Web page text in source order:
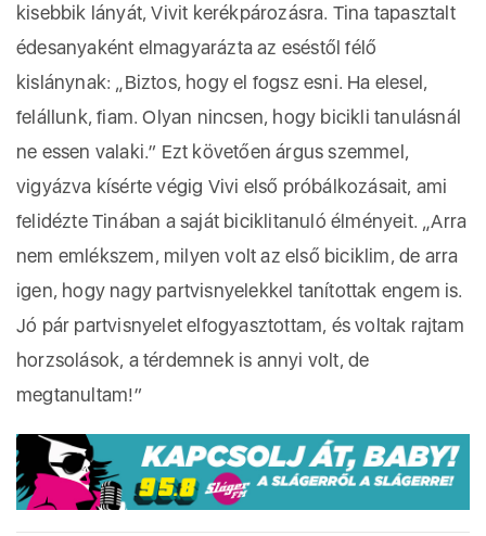
kisebbik lányát, Vivit kerékpározásra. Tina tapasztalt
édesanyaként elmagyarázta az eséstől félő
kislánynak: „Biztos, hogy el fogsz esni. Ha elesel,
felállunk, fiam. Olyan nincsen, hogy bicikli tanulásnál
ne essen valaki.” Ezt követően árgus szemmel,
vigyázva kísérte végig Vivi első próbálkozásait, ami
felidézte Tinában a saját biciklitanuló élményeit. „Arra
nem emlékszem, milyen volt az első biciklim, de arra
igen, hogy nagy partvisnyelekkel tanítottak engem is.
Jó pár partvisnyelet elfogyasztottam, és voltak rajtam
horzsolások, a térdemnek is annyi volt, de
megtanultam!”